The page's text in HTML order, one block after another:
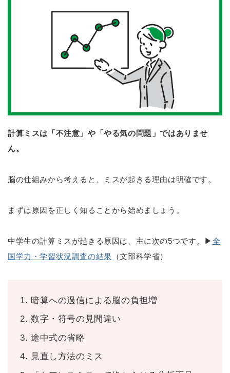
計算ミスは「不注意」や「やる気の問題」ではありませ
ん。
脳の仕組みから考えると、ミスが起きる理由は明確です。
まずは原因を正しく知ることから始めましょう。
中学生の計算ミスが起きる原因は、主に次の5つです。▶ 全
国学力・学習状況調査の結果 （文部科学省）
暗算への過信による脳の負担増
数字・符号の見間違い
途中式の省略
見直し方法のミス